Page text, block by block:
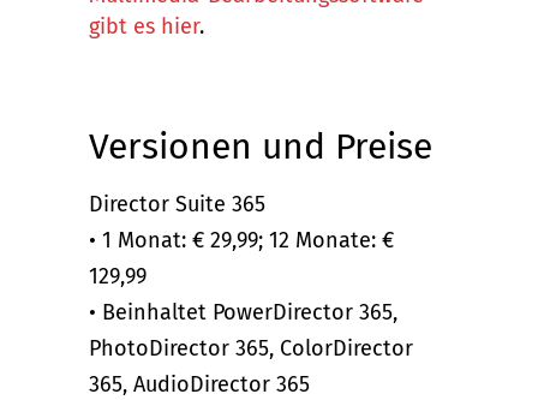
gibt es hier.
Versionen und Preise
Director Suite 365
• 1 Monat: € 29,99; 12 Monate: €
129,99
• Beinhaltet PowerDirector 365,
PhotoDirector 365, ColorDirector
365, AudioDirector 365